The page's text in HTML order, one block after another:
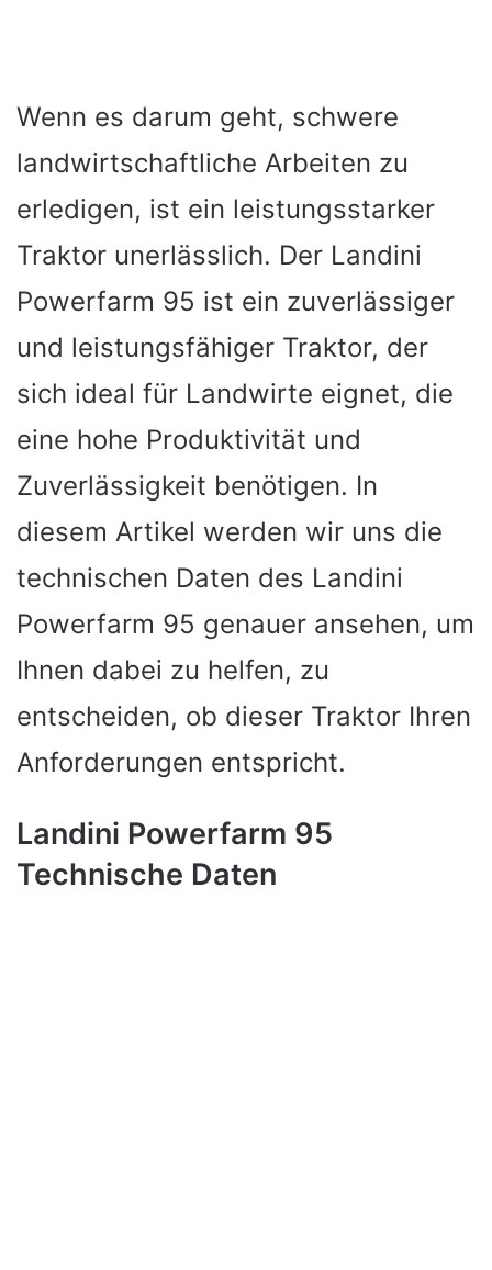
Wenn es darum geht, schwere
landwirtschaftliche Arbeiten zu
erledigen, ist ein leistungsstarker
Traktor unerlässlich. Der Landini
Powerfarm 95 ist ein zuverlässiger
und leistungsfähiger Traktor, der
sich ideal für Landwirte eignet, die
eine hohe Produktivität und
Zuverlässigkeit benötigen. In
diesem Artikel werden wir uns die
technischen Daten des Landini
Powerfarm 95 genauer ansehen, um
Ihnen dabei zu helfen, zu
entscheiden, ob dieser Traktor Ihren
Anforderungen entspricht.
Landini Powerfarm 95
Technische Daten